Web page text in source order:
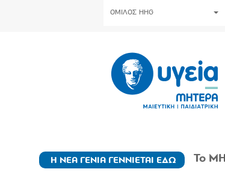
ΟΜΙΛΟΣ HHG
Η ΝΕΑ ΓΕΝΙΑ ΓΕΝΝΙΕΤΑΙ ΕΔΩ Το